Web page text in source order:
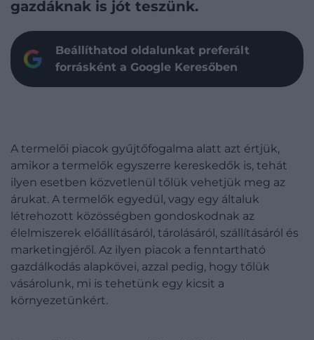
gazdáknak is jót teszünk.
Beállíthatod oldalunkat preferált
forrásként a Google Keresőben
A termelői piacok gyűjtőfogalma alatt azt értjük,
amikor a termelők egyszerre kereskedők is, tehát
ilyen esetben közvetlenül tőlük vehetjük meg az
árukat. A termelők egyedül, vagy egy általuk
létrehozott közösségben gondoskodnak az
élelmiszerek előállításáról, tárolásáról, szállításáról és
marketingjéről. Az ilyen piacok a fenntartható
gazdálkodás alapkövei, azzal pedig, hogy tőlük
vásárolunk, mi is tehetünk egy kicsit a
környezetünkért.